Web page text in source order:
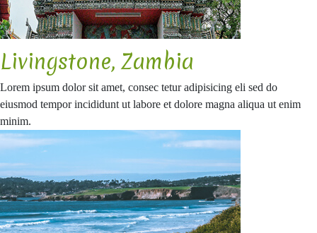
Livingstone, Zambia
Lorem ipsum dolor sit amet, consec tetur adipisicing eli sed do
eiusmod tempor incididunt ut labore et dolore magna aliqua ut enim
minim.